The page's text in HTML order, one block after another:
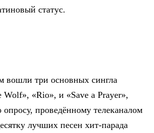
статус.
вошли три основных сингла
«Rio», и «Save a Prayer»,
опросу, проведённому телеканалом
лучших песен хит-парада